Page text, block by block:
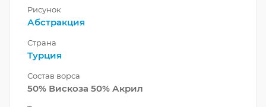
Рисунок
Абстракция
Страна
Турция
Состав ворса
50% Вискоза 50% Акрил